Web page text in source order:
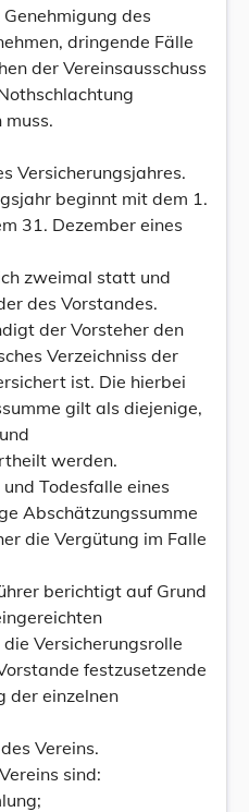
des
dringende Fälle
der Vereinsausschuss
Versicherungsjahres.
beginnt mit dem 1.
31. Dezember eines
zweimal statt und
des Vorstandes.
der Vorsteher den
Verzeichniss der
ist. Die hierbei
gilt als diejenige,
werden.
Todesfalle eines
Abschätzungssumme
die Vergütung im Falle
berichtigt auf Grund
Versicherungsrolle
festzusetzende
der einzelnen
Vereins.
sind: